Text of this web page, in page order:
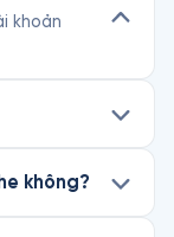
khoản
không?